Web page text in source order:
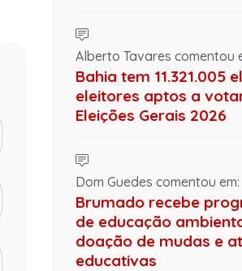
Alberto Tavares comentou
Bahia tem 11.321.005
eleitores aptos a
Eleições Gerais 2026
Dom Guedes comentou em:
Brumado recebe
de educação
doação de mudas e
educativas